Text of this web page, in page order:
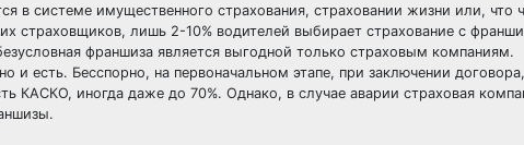
в системе имущественного страхования, страховании жизни или, что
страховщиков, лишь 2-10% водителей выбирает страхование с
франшиза является выгодной только страховым компаниям.
и есть. Бесспорно, на первоначальном этапе, при заключении
КАСКО, иногда даже до 70%. Однако, в случае аварии страховая